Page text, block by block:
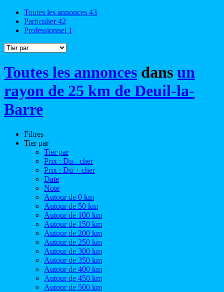
Toutes les annonces 43
Particulier42
Professionnel 1
Toutes les annonces dans un
rayon de 25 km de Deuil-la-
Barre
Filtres
Tier par
Tier par
Prix : Du - cher
Prix : Du + cher
Date
Note
Autour de 0 km
Autour de 50 km
Autour de 100 km
Autour de 150 km
Autour de 200 km
Autour de 250 km
Autour de 300 km
Autour de 350 km
Autour de 400 km
Autour de 450 km
Autour de 500 km